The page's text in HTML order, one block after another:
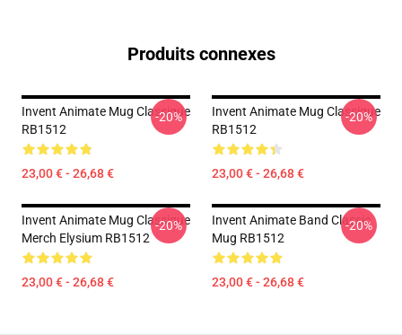
Produits connexes
Invent Animate Mug Classique
RB1512
23,00 € - 26,68 €
-20%
Invent Animate Mug Classique
RB1512
23,00 € - 26,68 €
-20%
Invent Animate Mug Classique
Merch Elysium RB1512
23,00 € - 26,68 €
-20%
Invent Animate Band Classic
Mug RB1512
23,00 € - 26,68 €
-20%